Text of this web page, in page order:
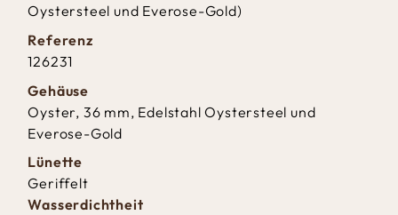
Oystersteel und Everose-Gold)
Referenz
126231
Gehäuse
Oyster, 36 mm, Edelstahl Oystersteel und
Everose-Gold
Lünette
Geriffelt
Wasserdichtheit